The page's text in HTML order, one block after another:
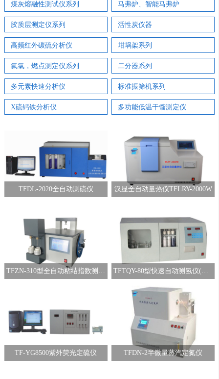
煤灰熔融性测试仪系列 马弗炉、智能马弗炉
胶质层测定仪系列 活性炭仪器
高频红外碳硫分析仪 坩埚架系列
氟氯，燃点测定仪系列 二分器系列
多元素快速分析仪 标准振筛机系列
X硫钙铁分析仪 多功能低温干馏测定仪
TFDL-2020全自动测硫仪 汉显全自动量热仪TFLRY-2000W
TFZN-310型全自动粘结指数测定仪 TFTQY-80型快速自动测氢仪(煤质化验设备)
TF-YG8500紫外荧光定硫仪 TFDN-2半微量蒸汽定氮仪